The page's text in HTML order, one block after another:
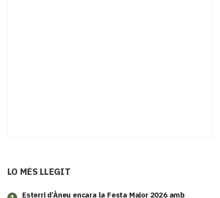
LO MÉS LLEGIT
Esterri d’Àneu encara la Festa Major 2026 amb